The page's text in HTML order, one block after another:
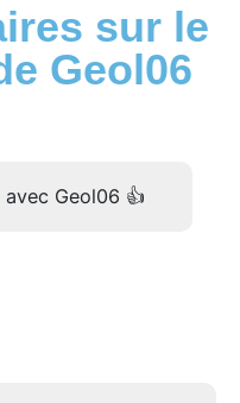
sur le
Geol06
Geol06 👍